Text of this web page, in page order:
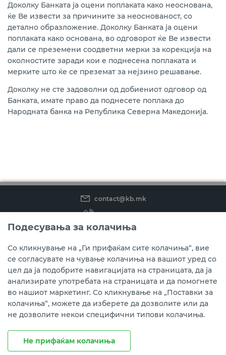
Доколку Банката ја оцени поплаката како неоснована,
ќе Ве извести за причините за неоснованост, со
детално образложение. Доколку Банката ja оцени
поплаката како основана, во одговорот ќе Ве извести
дали се преземени соодветни мерки за корекција на
околностите заради кои е поднесена поплаката и
мерките што ќе се преземат за нејзино решавање.
Доколку не сте задоволни од добиениот одговор од
Банката, имате право да поднесете поплака до
Народната банка на Република Северна Македонија.
contact@kb.mk
(02) 3 296 800
Instagram
LinkedIn
Youtube
Преземете ја мобилната апликација мБанка.
Подесувања за колачиња
Со кликнување на „Ги прифаќам сите колачиња“, вие
се согласувате на чување колачиња на вашиот уред со
цел да ја подобрите навигацијата на страницата, да ја
анализирате употребата на страницата и да помогнете
во нашиот маркетинг. Со кликнување на „Поставки за
колачиња“, можете да изберете да дозволите или да
не дозволите некои специфични типови колачиња.
Не прифаќам колачиња